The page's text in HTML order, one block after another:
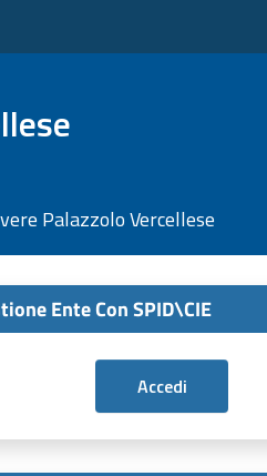
Palazzolo Vercellese
Ente Con SPID\CIE